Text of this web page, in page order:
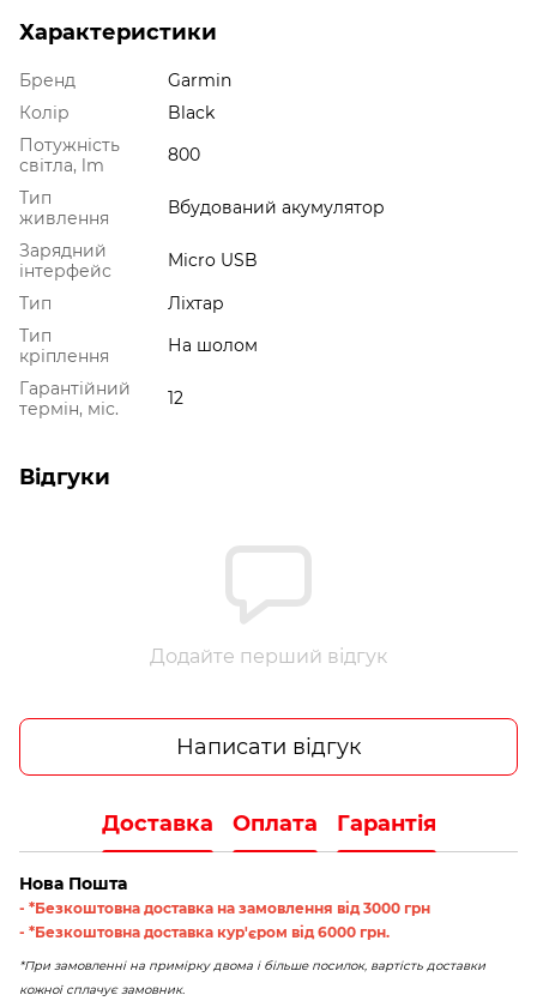
Характеристики
Бренд
Garmin
Колір
Black
Потужність
світла, lm
800
Тип
живлення
Вбудований акумулятор
Зарядний
інтерфейс
Micro USB
Тип
Ліхтар
Тип
кріплення
На шолом
Гарантійний
термін, міс.
12
Відгуки
Додайте перший відгук
Написати відгук
Доставка Оплата Гарантія
Нова Пошта
- *Безкоштовна доставка на замовлення від 3000 грн
- *Безкоштовна доставка кур'єром від 6000 грн.
*При замовленні на примірку двома і більше посилок, вартість доставки
кожної сплачує замовник.